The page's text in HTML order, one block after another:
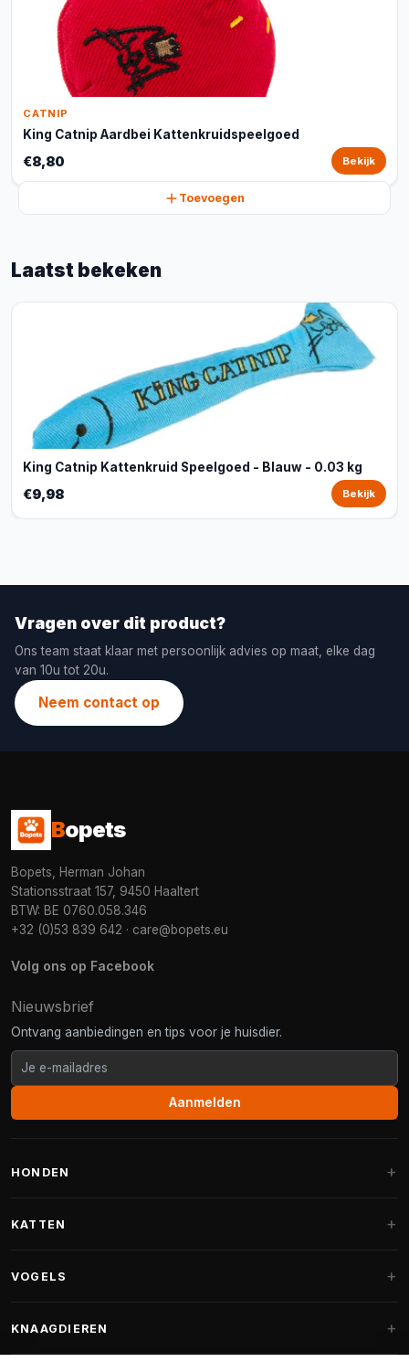
CATNIP
King Catnip Aardbei Kattenkruidspeelgoed
€8,80 Bekijk
Toevoegen
Laatst bekeken
King Catnip Kattenkruid Speelgoed - Blauw - 0.03 kg
€9,98 Bekijk
Vragen over dit product?
Ons team staat klaar met persoonlijk advies op maat, elke dag
van 10u tot 20u.
Neem contact op
Bopets
Bopets, Herman Johan
Stationsstraat 157, 9450 Haaltert
BTW: BE 0760.058.346
+32 (0)53 839 642 · care@bopets.eu
Volg ons op Facebook
Nieuwsbrief
Ontvang aanbiedingen en tips voor je huisdier.
Aanmelden
HONDEN
Fantail hondenmanden
KATTEN
Krabpalen voor Maine Coon
VOGELS
Vogelvoer binnenvogels
KNAAGDIEREN